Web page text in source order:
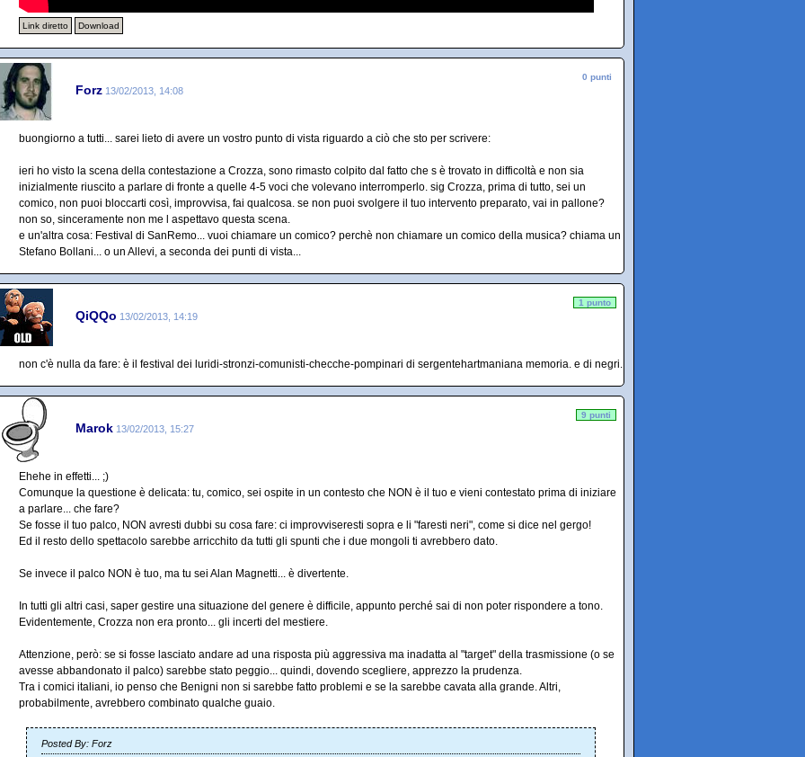
Link diretto Download
Forz 13/02/2013, 14:08
0 punti
buongiorno a tutti... sarei lieto di avere un vostro punto di vista riguardo a ciò che sto per scrivere:
ieri ho visto la scena della contestazione a Crozza, sono rimasto colpito dal fatto che s è trovato in difficoltà e non sia
inizialmente riuscito a parlare di fronte a quelle 4-5 voci che volevano interromperlo. sig Crozza, prima di tutto, sei un
comico, non puoi bloccarti così, improvvisa, fai qualcosa. se non puoi svolgere il tuo intervento preparato, vai in pallone?
non so, sinceramente non me l aspettavo questa scena.
e un'altra cosa: Festival di SanRemo... vuoi chiamare un comico? perchè non chiamare un comico della musica? chiama un
Stefano Bollani... o un Allevi, a seconda dei punti di vista...
QiQQo 13/02/2013, 14:19
1 punto
non c'è nulla da fare: è il festival dei luridi-stronzi-comunisti-checche-pompinari di sergentehartmaniana memoria. e di negri.
Marok 13/02/2013, 15:27
9 punti
Ehehe in effetti... ;)
Comunque la questione è delicata: tu, comico, sei ospite in un contesto che NON è il tuo e vieni contestato prima di iniziare
a parlare... che fare?
Se fosse il tuo palco, NON avresti dubbi su cosa fare: ci improvviseresti sopra e li "faresti neri", come si dice nel gergo!
Ed il resto dello spettacolo sarebbe arricchito da tutti gli spunti che i due mongoli ti avrebbero dato.
Se invece il palco NON è tuo, ma tu sei Alan Magnetti... è divertente.
In tutti gli altri casi, saper gestire una situazione del genere è difficile, appunto perché sai di non poter rispondere a tono.
Evidentemente, Crozza non era pronto... gli incerti del mestiere.
Attenzione, però: se si fosse lasciato andare ad una risposta più aggressiva ma inadatta al "target" della trasmissione (o se
avesse abbandonato il palco) sarebbe stato peggio... quindi, dovendo scegliere, apprezzo la prudenza.
Tra i comici italiani, io penso che Benigni non si sarebbe fatto problemi e se la sarebbe cavata alla grande. Altri,
probabilmente, avrebbero combinato qualche guaio.
Posted By: Forz